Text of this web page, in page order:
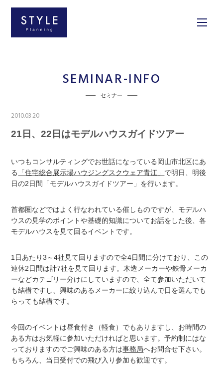
SEMINAR-INFO
セミナー
2010.03.20
21日、22日はモデルハウスガイドツアー
いつもコンサルティングでお世話になっている岡山市北区にあ
る
「住宅総合展示場ハウジングスクウェア青江」 で明日、明後
日の2日間「モデルハウスガイドツアー」を行います。
首都圏などではよく行なわれている催しものですが、モデルハ
ウスの見学のポイントや基礎的知識についてお話をした後、各
モデルハウスを見て回るイベントです。
1日あたり3～4社見て回りますので全4日間に分けており、この
連休2日間は計7社を見て回ります。木造メーカーや鉄骨メーカ
ーなどカテゴリー分けにしていますので、全て参加いただいて
も結構ですし、興味のあるメーカーに絞り込んで日を選んでも
らっても結構です。
今回のイベントは昼食付き（軽食）でもありますし、お時間の
ある方はお気軽に参加いただければと思います。予約制にはな
っておりますのでご興味のある方は事務局へお問合せ下さい。
もちろん、当日受付での飛び入り参加も歓迎です。